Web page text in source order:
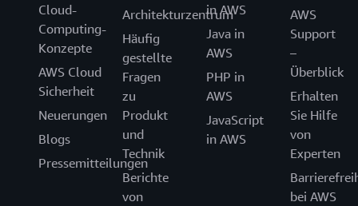
Cloud-
Computing-
Konzepte
AWS Cloud
Sicherheit
Neuerungen
Blogs
Pressemitteilungen
Architekturzentrum
Häufig
gestellte
Fragen
zu
Produkt
und
Technik
Berichte
von
in AWS
Java in
AWS
PHP in
AWS
JavaScript
in AWS
AWS
Support
–
Überblick
Erhalten
Sie Hilfe
von
Experten
bei AWS